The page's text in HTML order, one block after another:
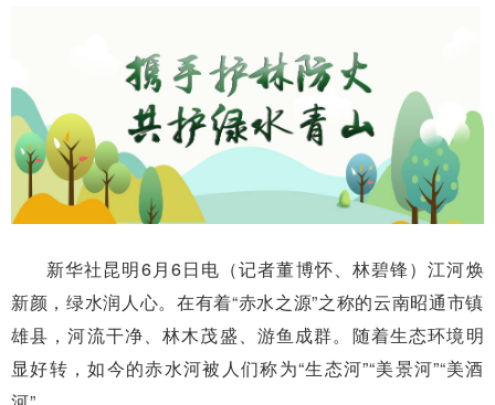
新华社昆明6月6日电（记者董博怀、林碧锋）江河焕
新颜，绿水润人心。在有着“赤水之源”之称的云南昭通市镇
雄县，河流干净、林木茂盛、游鱼成群。随着生态环境明
显好转，如今的赤水河被人们称为“生态河”“美景河”“美酒